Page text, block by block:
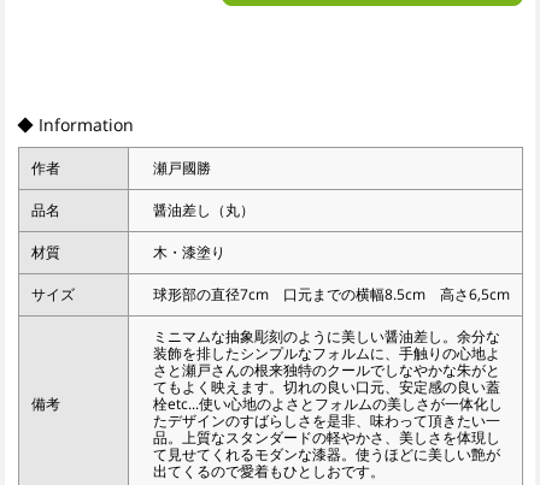
◆ Information
作者 瀬戸國勝
品名 醤油差し（丸）
材質 木・漆塗り
サイズ 球形部の直径7cm 口元までの横幅8.5cm 高さ6,5cm
備考
ミニマムな抽象彫刻のように美しい醤油差し。余分な
装飾を排したシンプルなフォルムに、手触りの心地よ
さと瀬戸さんの根来独特のクールでしなやかな朱がと
てもよく映えます。切れの良い口元、安定感の良い蓋
栓etc...使い心地のよさとフォルムの美しさが一体化し
たデザインのすばらしさを是非、味わって頂きたい一
品。上質なスタンダードの軽やかさ、美しさを体現し
て見せてくれるモダンな漆器。使うほどに美しい艶が
出てくるので愛着もひとしおです。